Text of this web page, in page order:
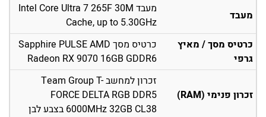
מעבד
מעבד Intel Core Ultra 7 265F 30M
Cache, up to 5.30GHz
כרטיס מסך / מאיץ
גרפי
כרטיס מסך Sapphire PULSE AMD
Radeon RX 9070 16GB GDDR6
זכרון פנימי (RAM)
זכרון למחשב Team Group T-
FORCE DELTA RGB DDR5
6000MHz 32GB CL38 בצבע לבן